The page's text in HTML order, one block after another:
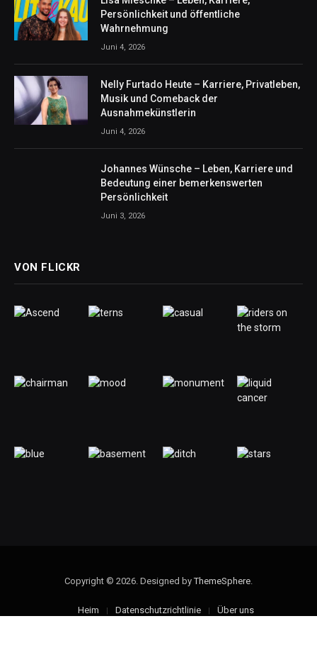
Persönlichkeit und öffentliche
Wahrnehmung
Juni 4, 2026
Nelly Furtado Heute – Karriere, Privatleben,
Musik und Comeback der
Ausnahmekünstlerin
Juni 4, 2026
Johannes Wünsche – Leben, Karriere und
Bedeutung einer bemerkenswerten
Persönlichkeit
Juni 3, 2026
VON FLICKR
Copyright © 2026. Designed byThemeSphere
Heim Datenschutzrichtlinie
Über uns